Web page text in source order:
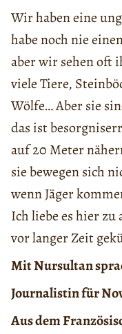
Wir haben eine
habe noch nie
aber wir sehen oft
viele Tiere,
Wölfe… Aber sie
das ist
auf 20 Meter
sie bewegen sich
wenn Jäger
Ich liebe es hier
vor langer Zeit
Mit Nursultan
Journalistin für
Aus dem